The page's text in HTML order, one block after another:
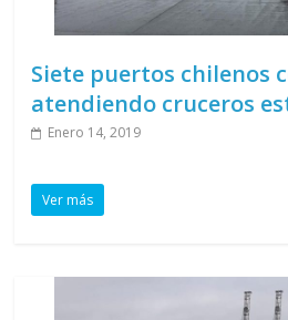
Siete puertos chilenos
atendiendo cruceros
Enero 14, 2019
Ver más